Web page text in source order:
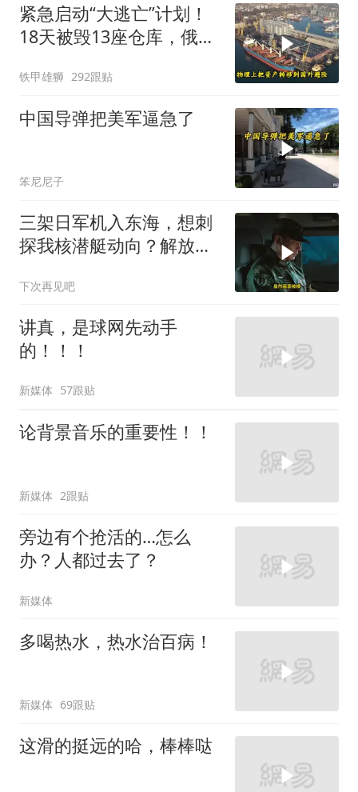
紧急启动“大逃亡”计划！
18天被毁13座仓库，俄电
策
铁甲雄狮 292跟贴
中国导弹把美军逼急了
笨尼尼子
三架日军机入东海，想刺
探我核潜艇动向？解放军
下次再见吧
讲真，是球网先动手
的！！！
新媒体 57跟贴
论背景音乐的重要性！！
新媒体 2跟贴
旁边有个抢活的…怎么
办？人都过去了？
新媒体
多喝热水，热水治百病！
新媒体 69跟贴
这滑的挺远的哈，棒棒哒